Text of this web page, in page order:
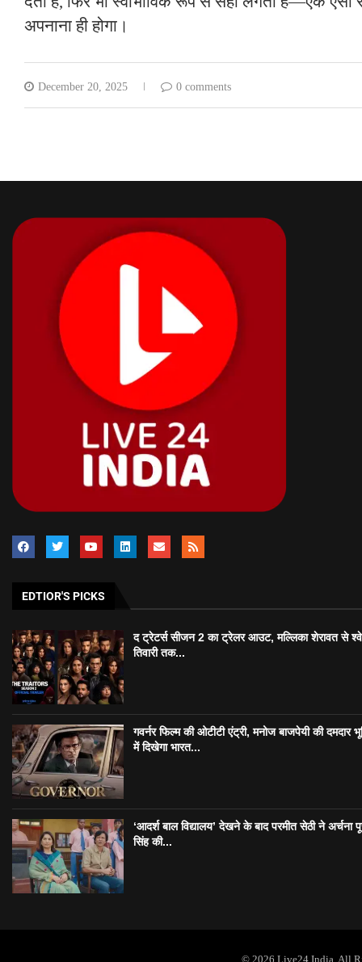
अपनाना ही होगा।
December 20, 2025 0 comments
EDTIOR'S PICKS
द ट्रेटर्स सीजन 2 का ट्रेलर आउट, मल्लिका शेरावत से
तिवारी तक...
गवर्नर फिल्म की ओटीटी एंट्री, मनोज बाजपेयी की दमदार
में दिखेगा भारत...
‘आदर्श बाल विद्यालय’ देखने के बाद परमीत सेठी ने अर्चना
सिंह की...
© 2026 Live24 India. All